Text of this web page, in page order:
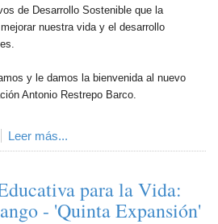
de Desarrollo Sostenible que la
nuestra vida y el desarrollo
y le damos la bienvenida al nuevo
Antonio Restrepo Barco.
Leer más...
para la Vida:
- 'Quinta Expansión'